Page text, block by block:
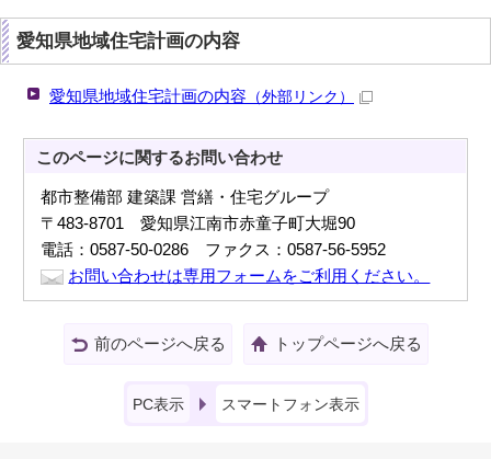
愛知県地域住宅計画の内容
愛知県地域住宅計画の内容 （外部リンク）
このページに関するお問い合わせ
都市整備部 建築課 営繕・住宅グループ
〒483-8701 愛知県江南市赤童子町大堀90
電話：0587-50-0286 ファクス：0587-56-5952
お問い合わせは専用フォームをご利用ください。
前のページへ戻る トップページへ戻る
PC表示 スマートフォン表示